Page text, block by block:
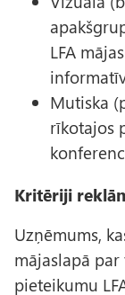
LFA
Mutiska
rīkotajos
Kritēriji
Uzņēmums,
mājaslapā
pieteikumu